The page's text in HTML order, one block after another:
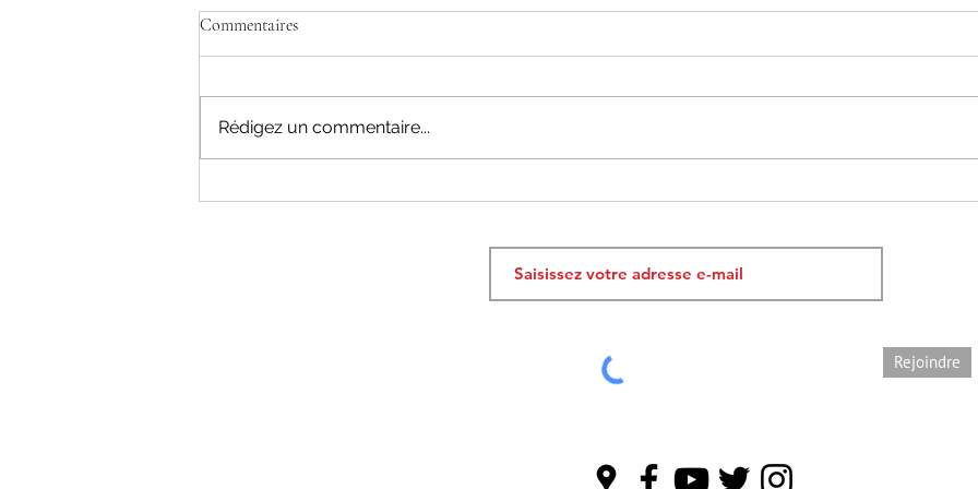
Commentaires
Rédigez un commentaire...
Rejoindre